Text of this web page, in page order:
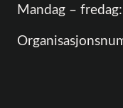
Mandag –